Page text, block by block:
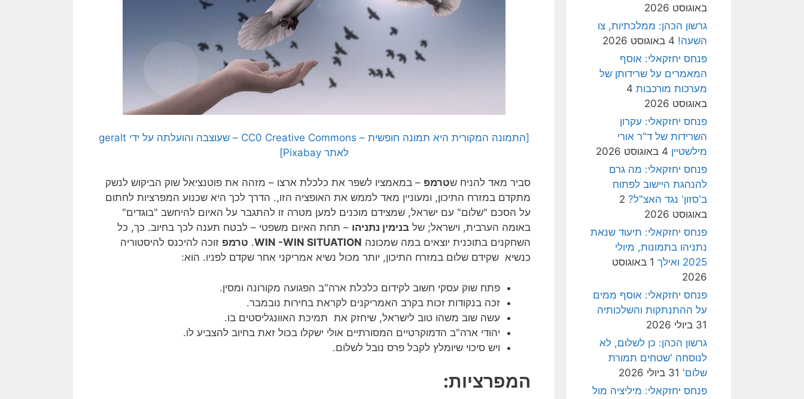
[התמונה המקורית היא תמונה חופשית – CC0 Creative Commons – שעוצבה והועלתה על ידי geralt
לאתר Pixabay]
סביר מאד להניח שטרמפ – במאמציו לשפר את כלכלת ארצו – מזהה את פוטנציאל שוק הביקוש לנשק
מתקדם במזרח התיכון, ומעוניין מאד לממש את האופציה הזו,. הדרך לכך היא שכנוע המפרציות לחתום
על הסכם "שלום" עם ישראל, שמצידם מוכנים למען מטרה זו להתגבר על האיום להיחשב "בוגדים"
באומה הערבית, וישראל; של בנימין נתניהו – תחת האיום משפטי – לבטח תענה לכך בחיוב. כך, כל
השחקנים בתוכנית יוצאים במה שמכונה WIN -WIN SITUATION
. טרמפ זוכה להיכנס להיסטוריה
כנשיא שקידם שלום במזרח התיכון, יותר מכול נשיא אמריקני אחר שקדם לפניו. הוא:
פתח שוק עסקי חשוב לקידום כלכלת ארה"ב הפגועה מקורונה ומסין.
זכה בנקודות זכות בקרב האמריקנים לקראת בחירות נובמבר.
עשה שוב משהו טוב לישראל, שיחזק את תמיכת האוונגליסטים בו.
יהודי ארה"ב הדמוקרטיים המסורתיים אולי ישקלו בכול זאת בחיוב להצביע לו.
ויש סיכוי שיומלץ לקבל פרס נובל לשלום.
המפרציות:
באוגוסט 2026
גרשון הכהן: ממלכתיות, צו
השעה! 4 באוגוסט 2026
פנחס יחזקאלי: אוסף
המאמרים על שרידותן של
מערכות מורכבות 4
באוגוסט 2026
פנחס יחזקאלי: עקרון
השרידות של ד"ר אורי
מילשטיין 4 באוגוסט 2026
פנחס יחזקאלי: מה גרם
להנהגת היישוב לפתוח
ב'סזון' נגד האצ"ל? 2
באוגוסט 2026
פנחס יחזקאלי: תיעוד שנאת
נתניהו בתמונות, מיולי
2025 ואילך
1 באוגוסט
2026
פנחס יחזקאלי: אוסף ממים
על ההתנתקות והשלכותיה
31 ביולי 2026
גרשון הכהן: כן לשלום, לא
לנוסחה 'שטחים תמורת
שלום' 31 ביולי 2026
פנחס יחזקאלי: מיליציה מול